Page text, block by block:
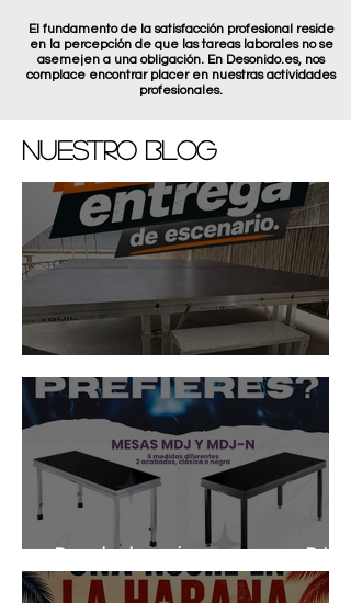
El fundamento de la satisfacción profesional reside
en la percepción de que las tareas laborales no se
asemejen a una obligación. En Desonido.es, nos
complace encontrar placer en nuestras actividades
profesionales.
Nuestro Blog
Entrega en Camping de Almayate
Descubre las mejores mesas para DJ en
eventos